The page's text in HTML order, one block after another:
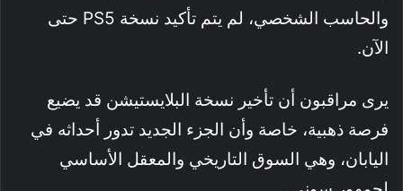
والحاسب الشخصي، لم يتم تأكيد نسخة PS5 حتى
الآن.
يرى مراقبون أن تأخير نسخة البلايستيشن قد يضيع
فرصة ذهبية، خاصة وأن الجزء الجديد تدور أحداثه في
اليابان، وهي السوق التاريخي والمعقل الأساسي